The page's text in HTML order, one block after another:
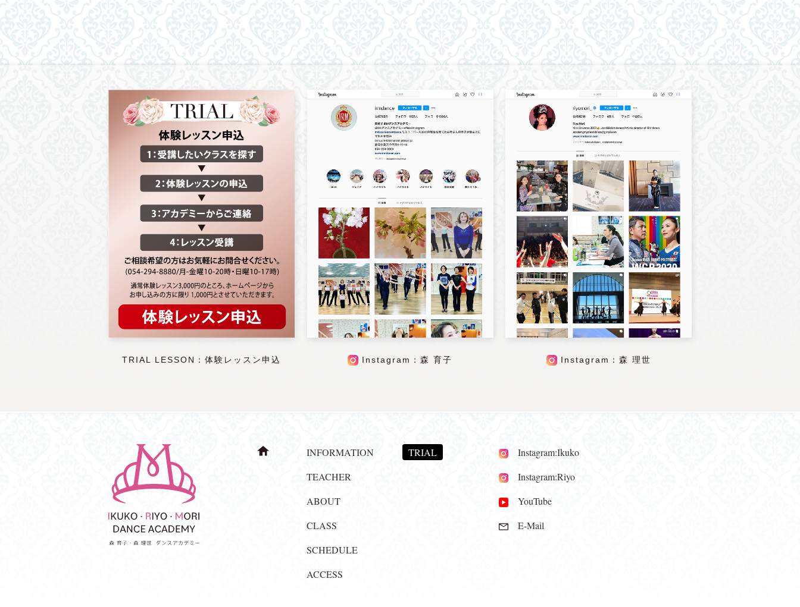
TRIAL LESSON：体験レッスン申込 Instagram：森 育子 Instagram：森 理世
INFORMATION
TEACHER
ABOUT
CLASS
SCHEDULE
ACCESS
TRIAL
Instagram:Ikuko
Instagram:Riyo
YouTube
E-Mail